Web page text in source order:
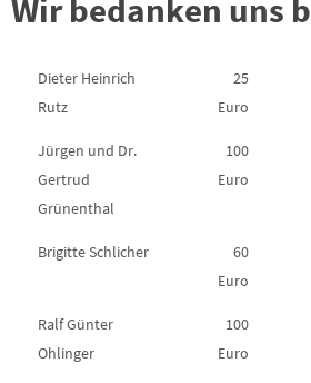
Wir bedanken uns
Dieter Heinrich
Rutz
25
Euro
Jürgen und Dr.
Gertrud
Grünenthal
100
Euro
Brigitte Schlicher
60
Euro
Ralf Günter
Ohlinger
100
Euro